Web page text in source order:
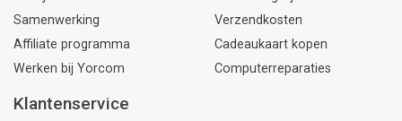
Samenwerking
Affiliate programma
Werken bij Yorcom
Verzendkosten
Cadeaukaart kopen
Computerreparaties
Klantenservice